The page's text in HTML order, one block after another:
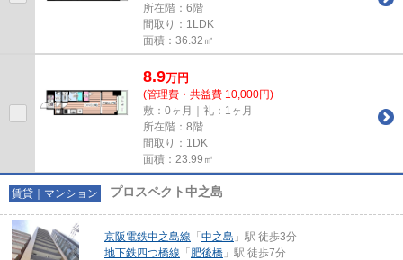
所在階：6階
間取り：1LDK
面積：36.32㎡
8.9万円
(管理費・共益費 10,000円)
敷：0ヶ月｜礼：1ヶ月
所在階：8階
間取り：1DK
面積：23.99㎡
賃貸｜マンション プロスペクト中之島
京阪電鉄中之島線 「 中之島 」駅 徒歩3分
地下鉄四つ橋線 「 肥後橋 」駅 徒歩7分